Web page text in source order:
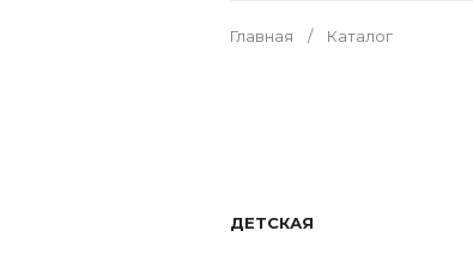
Главная Каталог
ДЕТСКАЯ